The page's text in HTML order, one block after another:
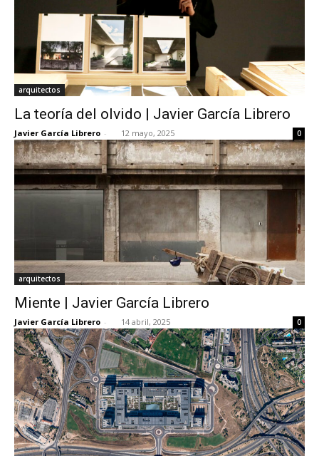
arquitectos
La teoría del olvido | Javier García Librero
Javier García Librero - 12 mayo, 2025 0
arquitectos
Miente | Javier García Librero
Javier García Librero - 14 abril, 2025 0